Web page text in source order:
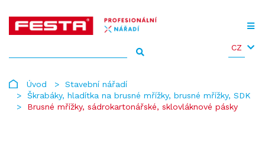
CZ
Úvod
Stavební nářadí
Škrabáky, hladítka na brusné mřížky, brusné mřížky, SDK
Brusné mřížky, sádrokartonářské, sklovláknové pásky